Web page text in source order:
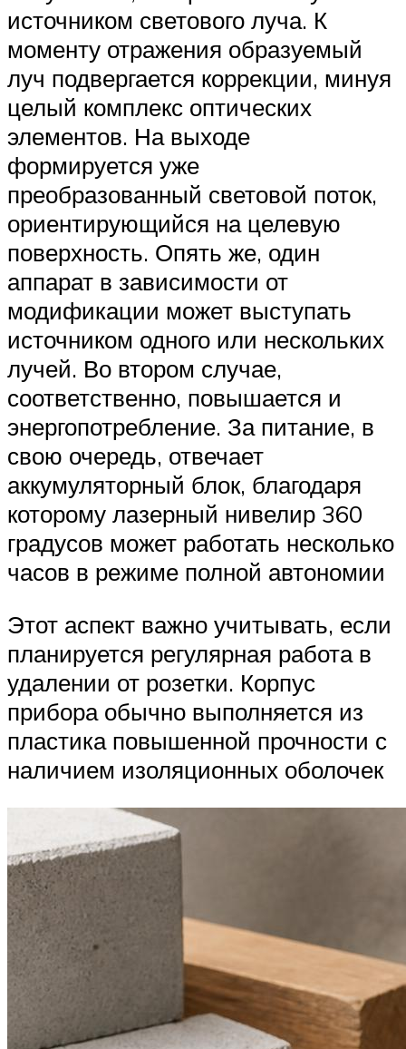
источником светового луча. К
моменту отражения образуемый
луч подвергается коррекции, минуя
целый комплекс оптических
элементов. На выходе
формируется уже
преобразованный световой поток,
ориентирующийся на целевую
поверхность. Опять же, один
аппарат в зависимости от
модификации может выступать
источником одного или нескольких
лучей. Во втором случае,
соответственно, повышается и
энергопотребление. За питание, в
свою очередь, отвечает
аккумуляторный блок, благодаря
которому лазерный нивелир 360
градусов может работать несколько
часов в режиме полной автономии
Этот аспект важно учитывать, если
планируется регулярная работа в
удалении от розетки. Корпус
прибора обычно выполняется из
пластика повышенной прочности с
наличием изоляционных оболочек